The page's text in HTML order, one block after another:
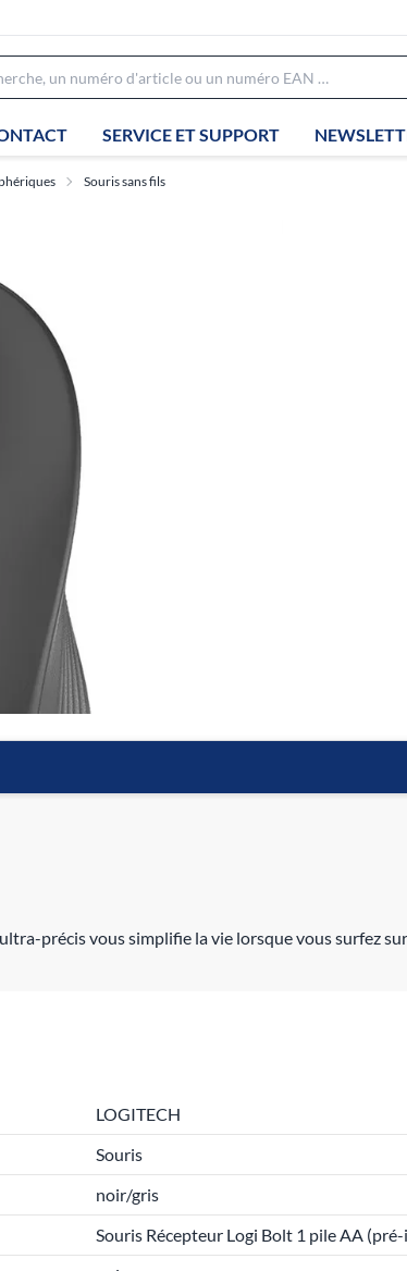
SERVICE ET SUPPORT
Souris sans fils
précis vous simplifie la vie lorsque vous surfez
LOGITECH
Souris
noir/gris
Souris Récepteur Logi Bolt 1 pile AA